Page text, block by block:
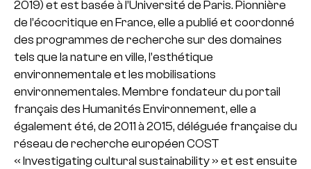
2019) et est basée à l’Université de Paris. Pionnière
de l’écocritique en France, elle a publié et coordonné
des programmes de recherche sur des domaines
tels que la nature en ville, l’esthétique
environnementale et les mobilisations
environnementales. Membre fondateur du portail
français des Humanités Environnement, elle a
également été, de 2011 à 2015, déléguée française du
réseau de recherche européen COST
« Investigating cultural sustainability » et est ensuite